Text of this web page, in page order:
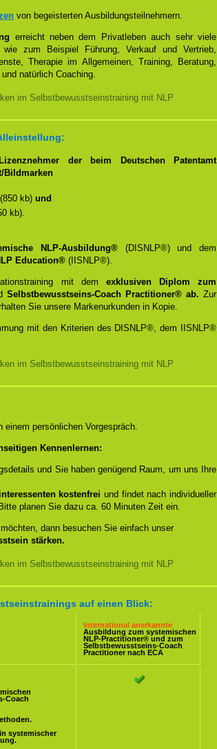
von begeisterten Ausbildungsteilnehmern.
erreicht neben dem Privatleben auch sehr viele
zum Beispiel Führung, Verkauf und Vertrieb,
Therapie im Allgemeinen, Training, Beratung,
natürlich Coaching.
im Selbstbewusstseinstraining mit NLP
der beim Deutschen Patentamt
Bildmarken
(850 kb) und
kb).
NLP-Ausbildung®(DISNLP®) und dem
Education® (IISNLP®).
mit dem exklusiven Diplom zum
Selbstbewusstseins-Coach Practitioner® ab. Zur
Sie unsere Markenurkunden in Kopie.
mit den Kriterien des DISNLP®, dem IISNLP®
im Selbstbewusstseinstraining mit NLP
einem persönlichen Vorgespräch.
Kennenlernen:
und Sie haben genügend Raum, um uns Ihre
kostenfrei und findet nach individueller
planen Sie dazu ca. 60 Minuten Zeit ein.
dann besuchen Sie einfach unser
stärken.
im Selbstbewusstseinstraining mit NLP
auf einen Blick:
International anerkannte
Ausbildung zum systemischen
NLP-Practitioner® und zum
Selbstbewusstseins-Coach
Practitioner nach ECA
Coach
systemischer